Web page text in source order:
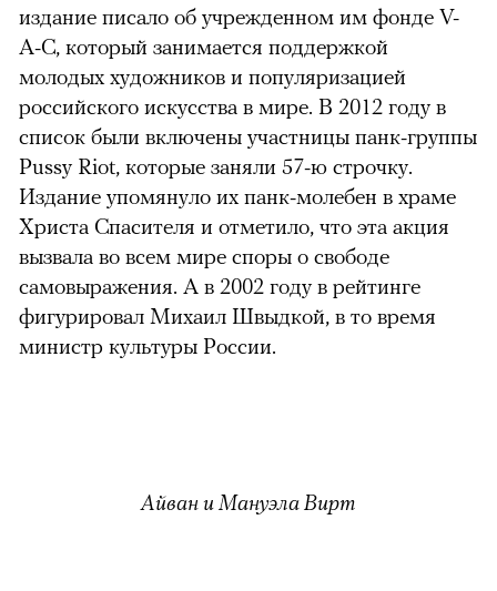
издание писало об учрежденном им фонде V-
A-C, который занимается поддержкой
молодых художников и популяризацией
российского искусства в мире. В 2012 году в
список были включены участницы панк-группы
Pussy Riot, которые заняли 57-ю строчку.
Издание упомянуло их панк-молебен в храме
Христа Спасителя и отметило, что эта акция
вызвала во всем мире споры о свободе
самовыражения. А в 2002 году в рейтинге
фигурировал Михаил Швыдкой, в то время
министр культуры России.
Айван и Мануэла Вирт